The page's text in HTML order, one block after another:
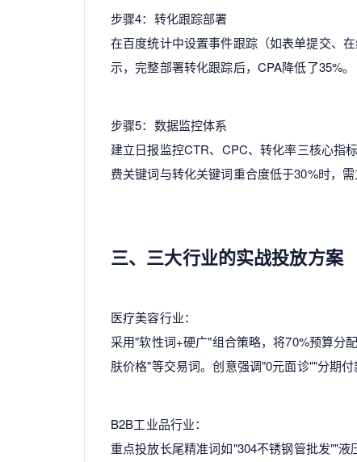
步骤4：转化跟踪部署
在百度统计中设置事件跟踪（如表单提交、
示，完整部署转化跟踪后，CPA降低了35%。
步骤5：数据监控体系
建立日报监控CTR、CPC、转化率三核心指
费关键词与转化关键词重合度低于30%时，需
三、三大行业的实战投放方案
医疗美容行业：
采用"软性词+硬广"组合策略，将70%预算分
肤价格"等交易词。创意强调"0元面诊""分期
B2B工业品行业：
重点投放长尾精准词如"304不锈钢管批发""